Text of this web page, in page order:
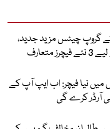
گروپ چیٹس مزید جدید،
متعارف
نیا فیچر: اب ایپ آپ کے
آرڈر کرے گی